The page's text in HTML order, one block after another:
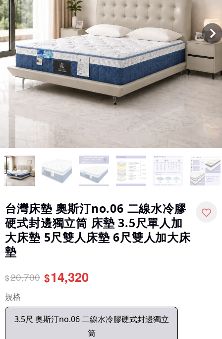
台灣床墊 奧斯汀no.06 二線水冷膠
硬式封邊獨立筒 床墊 3.5尺單人加
大床墊 5尺雙人床墊 6尺雙人加大床
墊
$20,700 $14,320
規格
3.5尺 奧斯汀no.06 二線水冷膠硬式封邊獨立
筒